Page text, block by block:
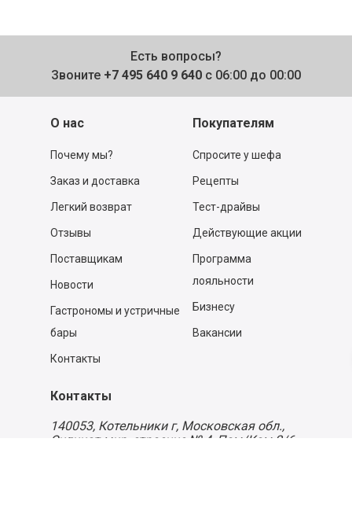
Есть вопросы?
Звоните +7 495 640 9 640 с 06:00 до 00:00
О нас
Почему мы?
Заказ и доставка
Легкий возврат
Отзывы
Поставщикам
Новости
Гастрономы и устричные
бары
Контакты
Покупателям
Спросите у шефа
Рецепты
Тест-драйвы
Действующие акции
Программа
лояльности
Бизнесу
Вакансии
Контакты
140053, Котельники г, Московская обл.,
Силикат мкр, строение № 4, Пом/Ком 2/6